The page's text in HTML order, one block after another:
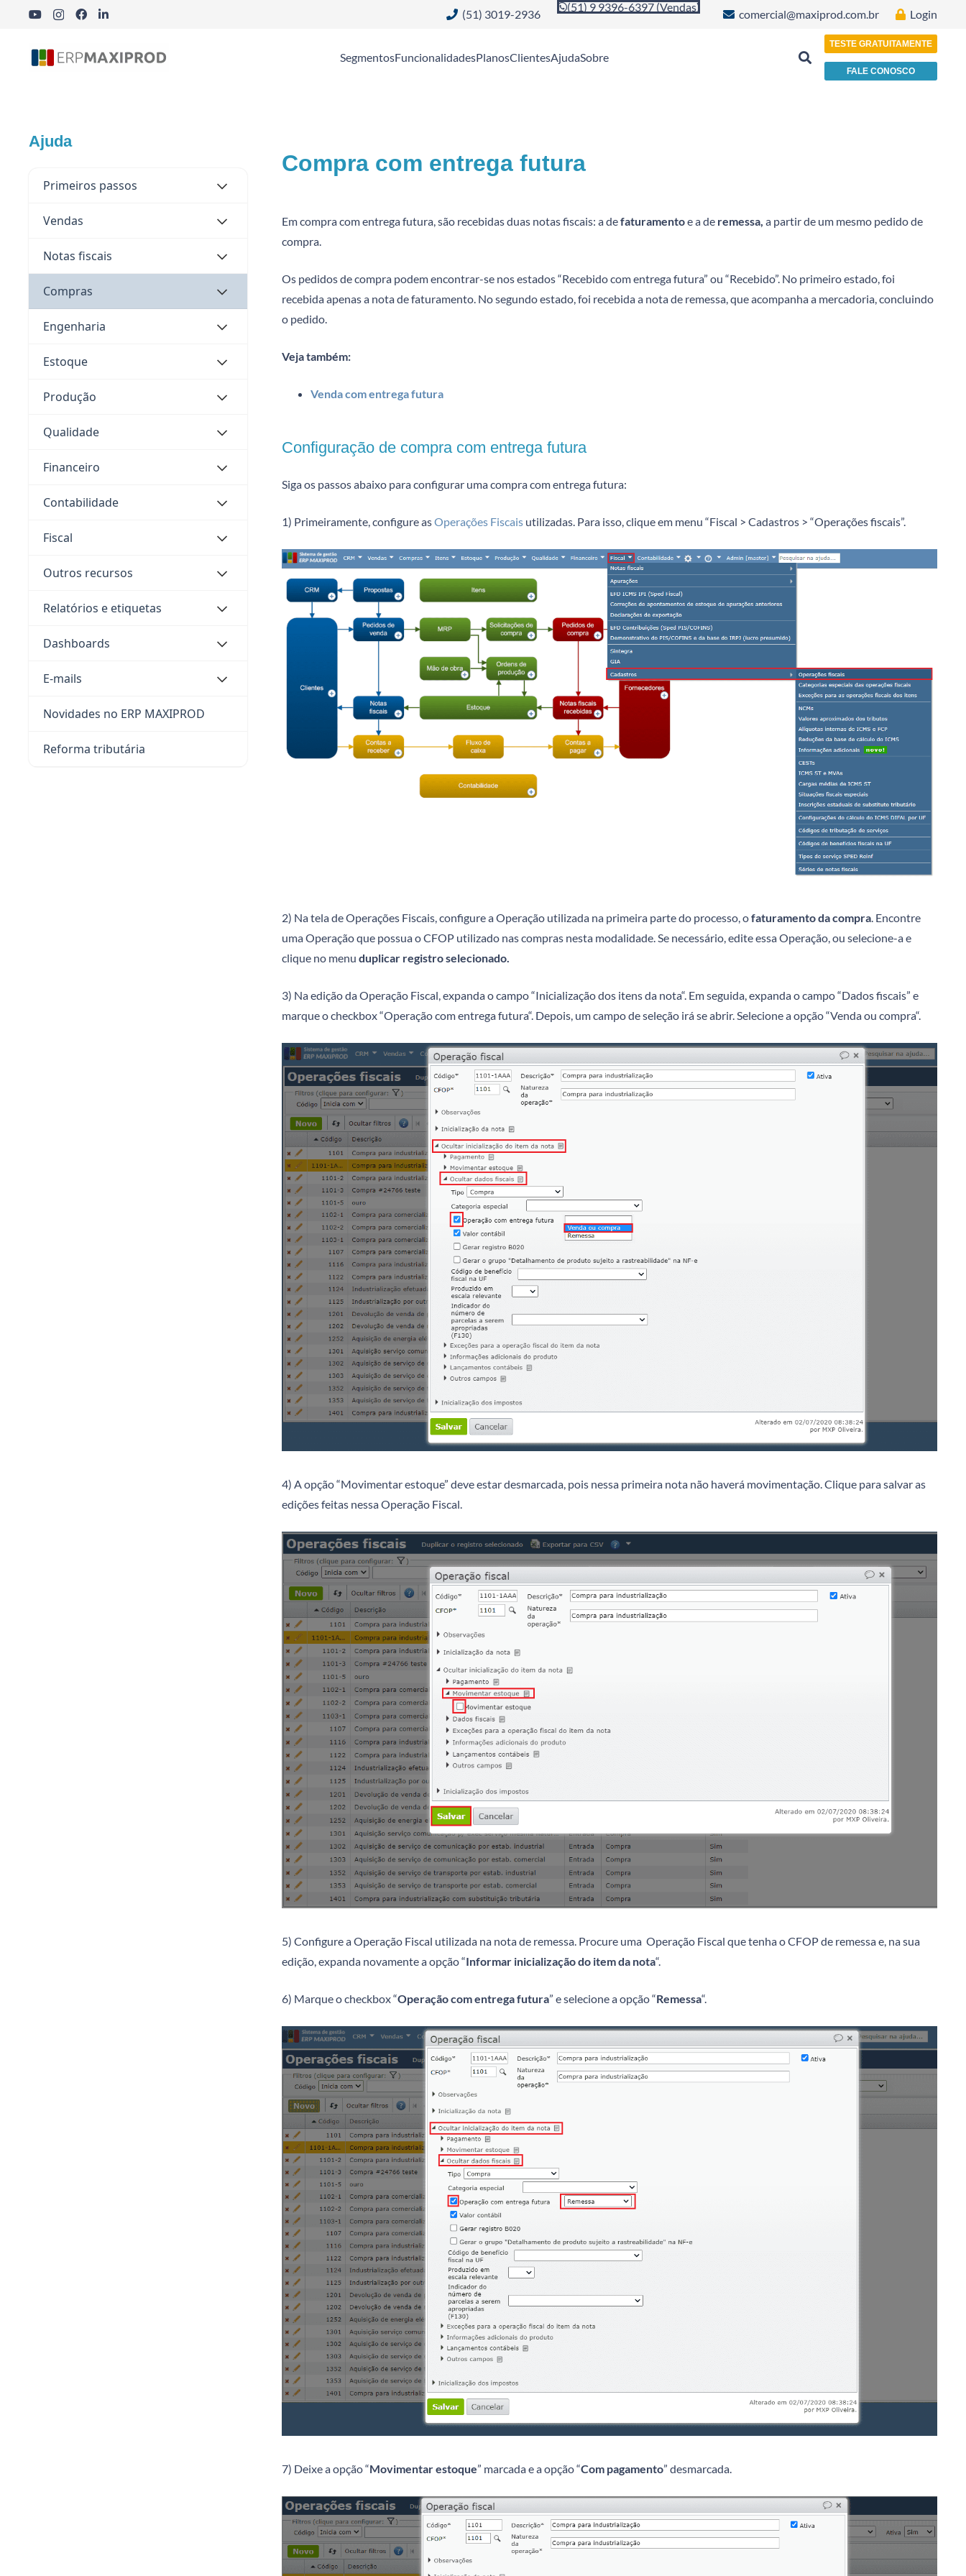
(51) 3019-2936
(51) 9 9396-6397 (Vendas)
comercial@maxiprod.com.br Login
SegmentosFuncionalidadesPlanosClientesAjudaSobre
TESTE GRATUITAMENTE
FALE CONOSCO
Ajuda
Primeiros passos
Vendas
Notas fiscais
Compras
Engenharia
Estoque
Produção
Qualidade
Financeiro
Contabilidade
Fiscal
Outros recursos
Relatórios e etiquetas
Dashboards
E-mails
Novidades no ERP MAXIPROD
Reforma tributária
Compra com entrega futura
Em compra com entrega futura, são recebidas duas notas fiscais: a defaturamentoe a de remessa, a partir de um mesmo pedido de
compra.
Os pedidos de compra podem encontrar-se nos estados “Recebido com entrega futura” ou “Recebido”. No primeiro estado, foi
recebida apenas a nota de faturamento. No segundo estado, foi recebida a nota de remessa, que acompanha a mercadoria, concluindo
o pedido.
Veja também:
Venda com entrega futura
Configuração de compra com entrega futura
Siga os passos abaixo para configurar uma compra com entrega futura:
1) Primeiramente, configure asOperações Fiscais utilizadas. Para isso, clique em menu “Fiscal > Cadastros > “Operações fiscais”.
2) Na tela de Operações Fiscais, configure a Operação utilizada na primeira parte do processo, ofaturamento da compra . Encontre
uma Operação que possua o CFOP utilizado nas compras nesta modalidade. Se necessário, edite essa Operação, ou selecione-a e
clique no menu duplicar registro selecionado.
3) Na edição da Operação Fiscal, expanda o campo “Inicialização dos itens da nota“. Em seguida, expanda o campo “Dados fiscais” e
marque o checkbox “Operação com entrega futura“. Depois, um campo de seleção irá se abrir. Selecione a opção “Venda ou compra“.
4) A opção “Movimentar estoque” deve estar desmarcada, pois nessa primeira nota não haverá movimentação. Clique para salvar as
edições feitas nessa Operação Fiscal.
5) Configure a Operação Fiscal utilizada na nota de remessa. Procure uma Operação Fiscal que tenha o CFOP de remessa e, na sua
edição, expanda novamente a opção “Informar inicialização do item da nota“.
6) Marque o checkbox “Operação com entrega futura” e selecione a opção “Remessa“.
7) Deixe a opção “Movimentar estoque” marcada e a opção “Com pagamento” desmarcada.